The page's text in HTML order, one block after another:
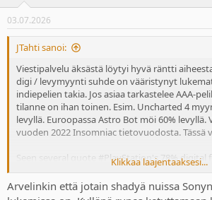
have greater negative market ramifications.
NIB äksässä
s
:
03.07.2026
JTahti sanoi:
Viestipalvelu äksästä löytyi hyvä räntti
digi / levymyynti suhde on vääristynyt
indiepelien takia. Jos asiaa tarkastelee AAA-
tilanne on ihan toinen. Esim. Uncharted 4
levyllä. Euroopassa Astro Bot möi 60%
vuoden 2022 Insomniac tietovuodosta. Tässä
Seen several quote #PlayStation's 78% digital
omitting important context.
That figure includes countless digital only
Klikkaa laajentaaksesi...
Arvelinkin että jotain shadyä nuissa